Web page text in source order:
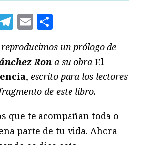
Telegram
Email
un prólogo de
Ron a su obra El
, escrito para los lectores
de este libro.
que te acompañan toda o
parte de tu vida. Ahora